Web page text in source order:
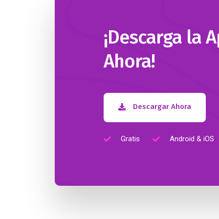
¡Descarga la
Ahora!
Descargar Ahora
Gratis Android & iOS